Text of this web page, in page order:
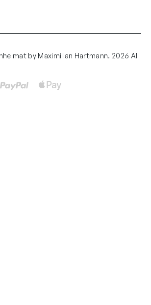
by Maximilian Hartmann. 2026 All